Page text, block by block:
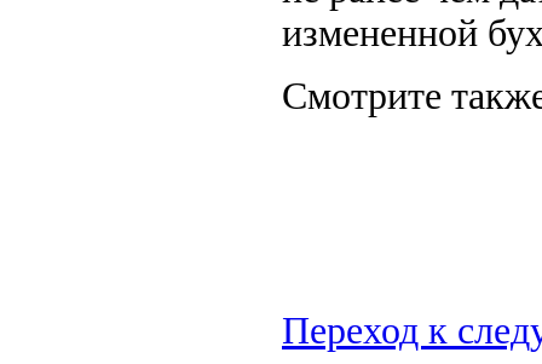
измененной
Смотрите
Переход к